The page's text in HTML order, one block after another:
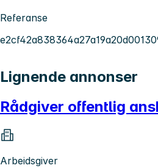
Referanse
Lignende annonser
Rådgiver offentlig
Arbeidsgiver